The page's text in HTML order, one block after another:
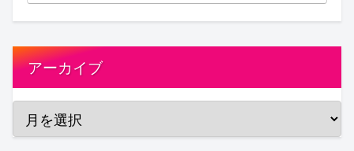
アーカイブ